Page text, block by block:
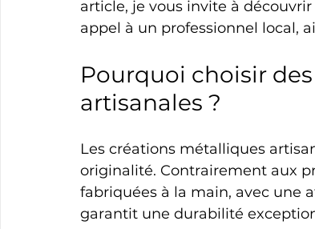
article, je vous invite à
appel à un professionnel local,
Pourquoi choisir
artisanales ?
Les créations métalliques
originalité. Contrairement aux
fabriquées à la main, avec une
garantit une durabilité